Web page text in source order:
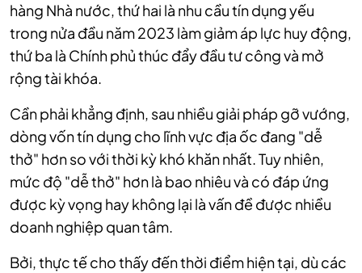
hàng Nhà nước, thứ hai là nhu cầu tín dụng yếu
trong nửa đầu năm 2023 làm giảm áp lực huy động,
thứ ba là Chính phủ thúc đẩy đầu tư công và mở
rộng tài khóa.
Cần phải khẳng định, sau nhiều giải pháp gỡ vướng,
dòng vốn tín dụng cho lĩnh vực địa ốc đang "dễ
thở" hơn so với thời kỳ khó khăn nhất. Tuy nhiên,
mức độ "dễ thở" hơn là bao nhiêu và có đáp ứng
được kỳ vọng hay không lại là vấn đề được nhiều
doanh nghiệp quan tâm.
Bởi, thực tế cho thấy đến thời điểm hiện tại, dù các